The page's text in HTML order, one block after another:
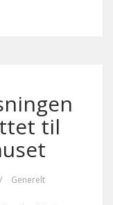
til
/ Generelt